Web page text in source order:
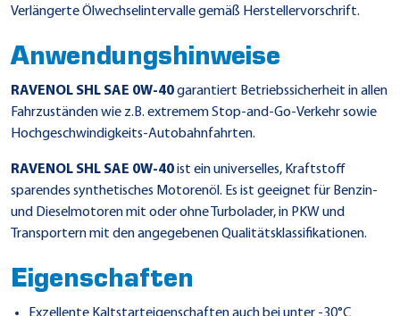
Verlängerte Ölwechselintervalle gemäß Herstellervorschrift.
Anwendungshinweise
RAVENOL SHL SAE 0W-40garantiert Betriebssicherheit in allen
Fahrzuständen wie z.B. extremem Stop-and-Go-Verkehr sowie
Hochgeschwindigkeits-Autobahnfahrten.
RAVENOL SHL SAE 0W-40ist ein universelles, Kraftstoff
sparendes synthetisches Motorenöl. Es ist geeignet für Benzin-
und Dieselmotoren mit oder ohne Turbolader, in PKW und
Transportern mit den angegebenen Qualitätsklassifikationen.
Eigenschaften
Exzellente Kaltstarteigenschaften auch bei unter -30°C